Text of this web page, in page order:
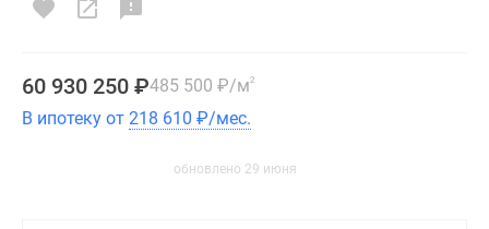
60 930 250 ₽485 500 ₽/м2
В ипотеку от 218 610 ₽/мес.
обновлено 29 июня